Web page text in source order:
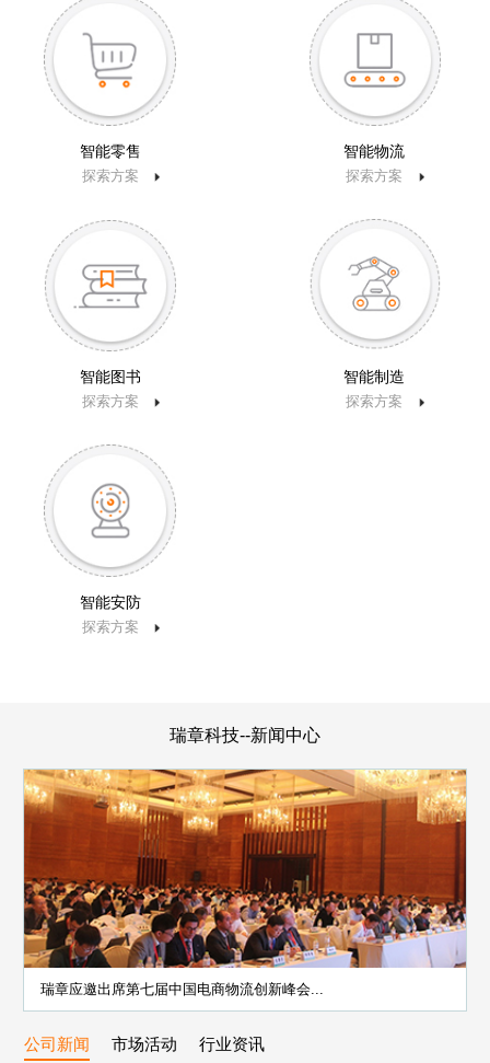
智能零售
探索方案
智能物流
探索方案
智能图书
探索方案
智能制造
探索方案
智能安防
探索方案
瑞章科技--新闻中心
瑞章应邀出席第七届中国电商物流创新峰会...
公司新闻 市场活动 行业资讯